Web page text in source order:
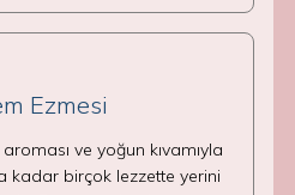
Ezmesi
ve yoğun kıvamıyla
kadar birçok lezzette yerini